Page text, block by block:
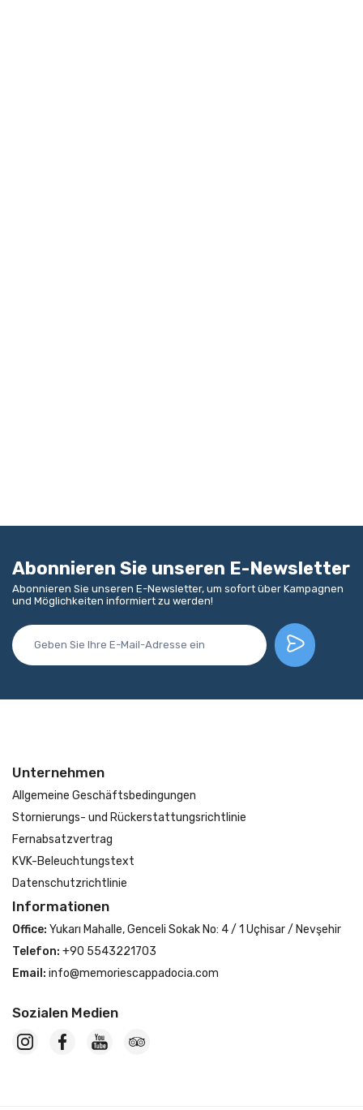
Abonnieren Sie unseren E-Newsletter
Abonnieren Sie unseren E-Newsletter, um sofort über Kampagnen
und Möglichkeiten informiert zu werden!
Unternehmen
Allgemeine Geschäftsbedingungen
Stornierungs- und Rückerstattungsrichtlinie
Fernabsatzvertrag
KVK-Beleuchtungstext
Datenschutzrichtlinie
Informationen
Office: Yukarı Mahalle, Genceli Sokak No: 4 / 1 Uçhisar / Nevşehir
Telefon: +90 5543221703
Email: info@memoriescappadocia.com
Sozialen Medien